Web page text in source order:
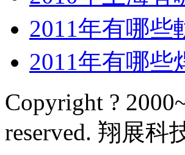
2011年有哪些
2011年有哪些
Copyright ?
reserved. 翔展科